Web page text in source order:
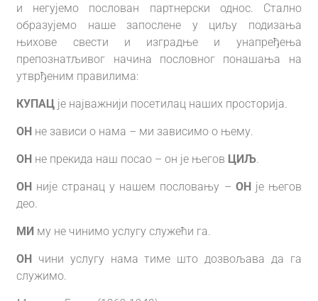
и негујемо послован партнерски однос. Стално
образујемо наше запослене у циљу подизања
њихове свести и изградње и унапређења
препознатљивог начина пословног понашања на
утврђеним правилима:
КУПАЦ је најважнији посетилац наших просторија.
ОН не зависи о нама – ми зависимо о њему.
ОН не прeкида наш посао – он је његов ЦИЉ.
ОН није странац у нашем пословању – ОНје његов
део.
МИ му не чинимо услугу служећи га.
ОН чини услугу нама тиме што дозвољава да га
служимо.